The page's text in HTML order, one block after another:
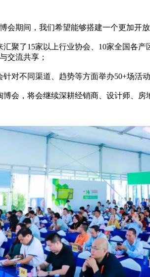
会期间，我们希望能够搭建一个更加开
汇聚了15家以上行业协会、10家全国各
交流共享；
针对不同渠道、趋势等方面举办50+场活
博会，将会继续深耕经销商、设计师、